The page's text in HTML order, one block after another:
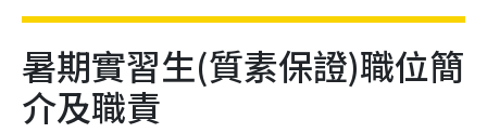
暑期實習生(質素保證)職位簡
介及職責